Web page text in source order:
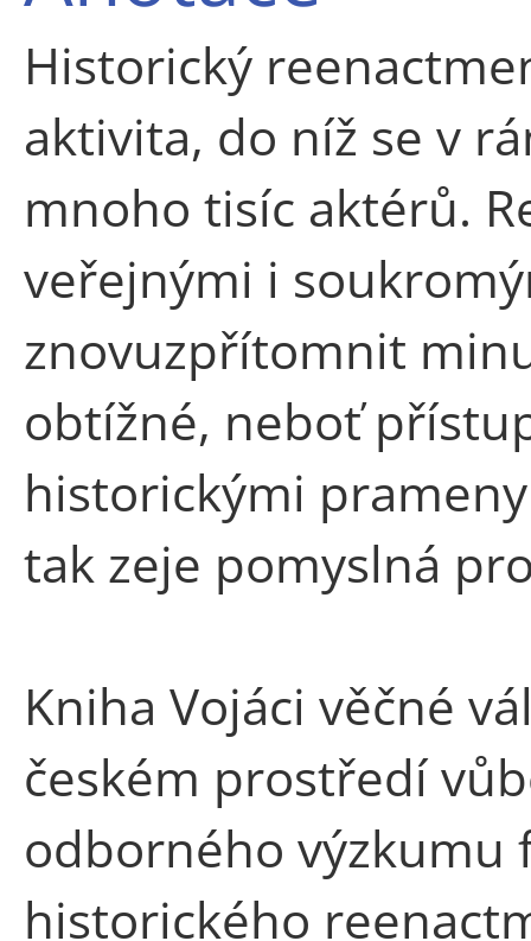
Historický
aktivita, do níž se v
mnoho tisíc aktérů.
veřejnými i
znovuzpřítomnit
obtížné, neboť
historickými
tak zeje pomyslná
Kniha Vojáci věčné
českém prostředí
odborného
historického